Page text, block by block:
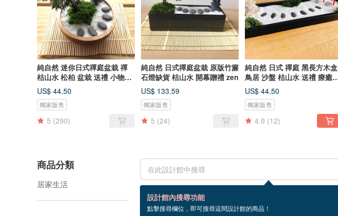
純自然 迷你日式禪庭盆栽 禪
枯山水 松柏 盆栽 送禮 小物
zen
US$ 44.50
獨家販售
5 (290)
純自然 日式禪庭盆栽 原版竹簾
石燈缺貨 枯山水 開幕贈禮 zen
US$ 133.59
獨家販售
5 (24)
純自然 日式 禪庭 黑長方木盒
鳥居 沙盤 枯山水 送禮 療癒
zen
US$ 44.50
獨家販售
4.9 (12)
商品分類
居家生活
設計館內搜尋功能
點擊搜尋欄位，即可搜尋這間設計館的商品！
16 個商品
枯山水